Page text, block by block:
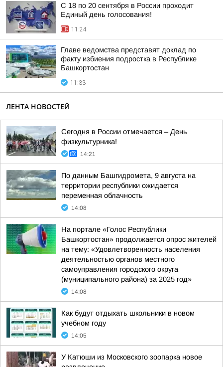
С 18 по 20 сентября в России проходит
Единый день голосования!
11:24
Главе ведомства представят доклад по
факту избиения подростка в Республике
Башкортостан
11:33
ЛЕНТА НОВОСТЕЙ
Сегодня в России отмечается – День
физкультурника!
14:21
По данным Башгидромета, 9 августа на
территории республики ожидается
переменная облачность
14:08
На портале «Голос Республики
Башкортостан» продолжается опрос жителей
на тему: «Удовлетворенность населения
деятельностью органов местного
самоуправления городского округа
(муниципального района) за 2025 год»
14:08
Как будут отдыхать школьники в новом
учебном году
14:05
У Катюши из Московского зоопарка новое